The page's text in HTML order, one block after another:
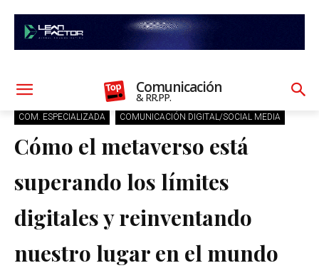
Comunicación
& RR.PP.
COM. ESPECIALIZADA COMUNICACIÓN DIGITAL/SOCIAL MEDIA
Cómo el metaverso está
superando los límites
digitales y reinventando
nuestro lugar en el mundo